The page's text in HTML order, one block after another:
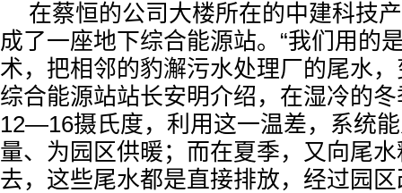
在蔡恒的公司大楼所在的中建科技
成了一座地下综合能源站。“我们用的
术，把相邻的豹澥污水处理厂的尾水，
综合能源站站长安明介绍，在湿冷的
12—16摄氏度，利用这一温差，系统
量、为园区供暖；而在夏季，又向尾
去，这些尾水都是直接排放，经过园